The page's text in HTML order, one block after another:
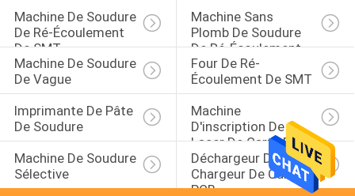
Machine De Soudure
De Ré-Écoulement
De SMT
Machine Sans
Plomb De Soudure
De Ré-Écoulement
Machine De Soudure
De Vague
Four De Ré-
Écoulement De SMT
Imprimante De Pâte
De Soudure
Machine
D'inscription De
Laser De Carte PCB
Machine De Soudure
Sélective
Déchargeur De
Chargeur De Carte
PCB